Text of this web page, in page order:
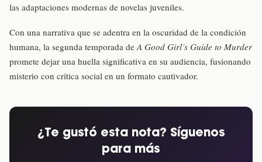
las adaptaciones modernas de novelas juveniles.
Con una narrativa que se adentra en la oscuridad de la condición
humana, la segunda temporada deA Good Girl’s Guide to Murder
promete dejar una huella significativa en su audiencia, fusionando
misterio con crítica social en un formato cautivador.
¿Te gustó esta nota? Síguenos
para más